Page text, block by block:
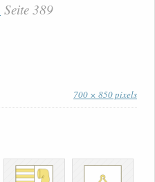
Seite 389
700 × 850 pixels